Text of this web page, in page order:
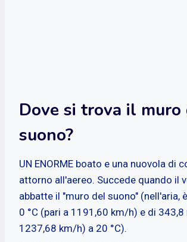
Dove si trova il muro
suono?
UN ENORME boato e una nuovola di
attorno all'aereo. Succede quando il
abbatte il "muro del suono" (nell'aria,
0 °C (pari a 1191,60 km/h) e di
1237,68 km/h) a 20 °C).